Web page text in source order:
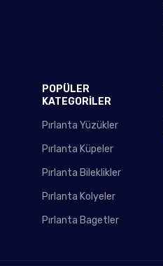
POPÜLER
KATEGORİLER
Pırlanta Yüzükler
Pırlanta Küpeler
Pırlanta Bileklikler
Pırlanta Kolyeler
Pırlanta Bagetler